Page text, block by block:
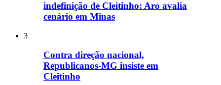
indefinição de Cleitinho: Aro avalia
cenário em Minas
3
Contra direção nacional,
Republicanos-MG insiste em
Cleitinho